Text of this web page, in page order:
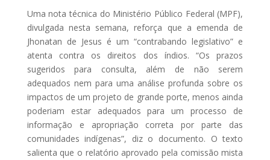
Uma nota técnica do Ministério Público Federal (MPF),
divulgada nesta semana, reforça que a emenda de
Jhonatan de Jesus é um “contrabando legislativo” e
atenta contra os direitos dos índios. “Os prazos
sugeridos para consulta, além de não serem
adequados nem para uma análise profunda sobre os
impactos de um projeto de grande porte, menos ainda
poderiam estar adequados para um processo de
informação e apropriação correta por parte das
comunidades indígenas”, diz o documento. O texto
salienta que o relatório aprovado pela comissão mista